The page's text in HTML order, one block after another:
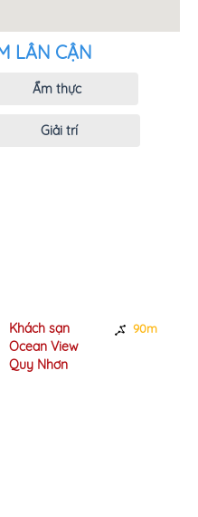
LÂN CẬN
Ẩm thực
Giải trí
Khách sạn
Ocean View
Quy Nhơn
90m